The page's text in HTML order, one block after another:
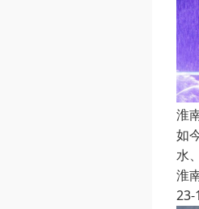
淮
如
水
淮
23-